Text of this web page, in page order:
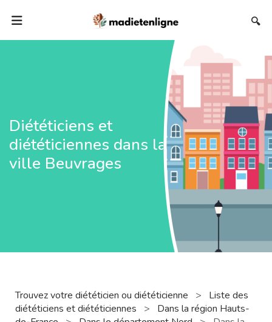
🔍
Diététiciens et
diététiciennes dans la
ville Beuvrages
Trouvez votre diététicien ou diététicienne >
Liste des
diététiciens et diététiciennes
>
Dans la région Hauts-